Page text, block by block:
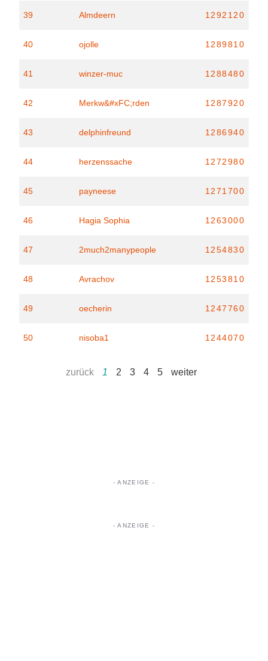
39 Almdeern 1292120
40 ojolle 1289810
41 winzer-muc 1288480
42 Merkw&#xFC;rden 1287920
43 delphinfreund 1286940
44 herzenssache 1272980
45 payneese 1271700
46 Hagia Sophia 1263000
47 2much2manypeople 1254830
48 Avrachov 1253810
49 oecherin 1247760
50 nisoba1 1244070
zurück 1 2 3 4 5 weiter